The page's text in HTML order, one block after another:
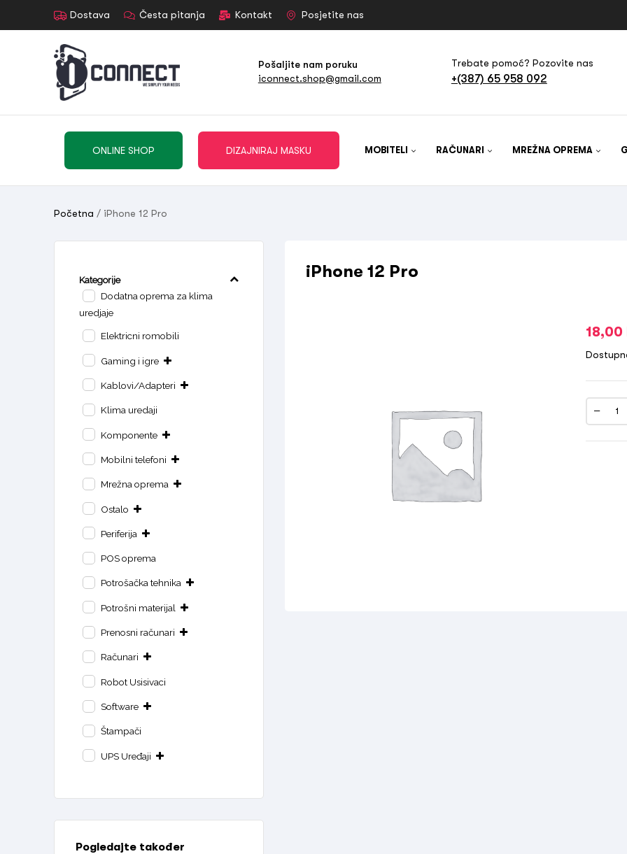
Dostava Česta pitanja Kontakt Posjetite nas
Pošaljite nam poruku
iconnect.shop@gmail.com
Trebate pomoć? Pozovite nas
+(387) 65 958 092
ONLINE SHOP DIZAJNIRAJ MASKU MOBITELI RAČUNARI MREŽNA OPREMA
Početna / iPhone 12 Pro
iPhone 12 Pro
18,00
Kategorije
Dodatna oprema za klima
uredjaje
Elektricni romobili
Gaming i igre
Kablovi/Adapteri
Klima uredaji
Komponente
Mobilni telefoni
Mrežna oprema
Ostalo
Periferija
POS oprema
Potrošačka tehnika
Potrošni materijal
Prenosni računari
Računari
Robot Usisivaci
Software
Štampači
UPS Uređaji
Pogledajte također